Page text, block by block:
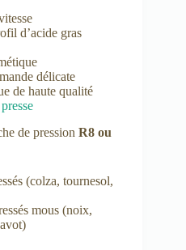
d’acide gras
délicate
de haute qualité
de pression R8 ou
(colza, tournesol,
mous (noix,